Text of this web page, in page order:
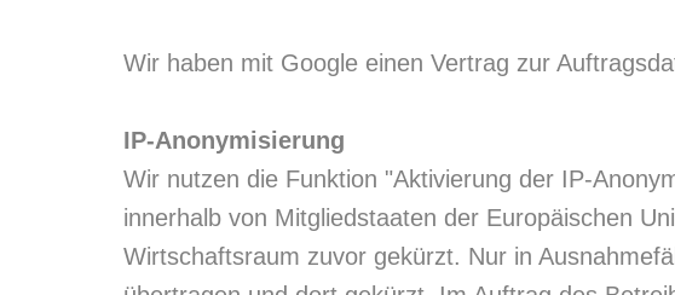
Wir haben mit Google einen Vertrag zur
IP-Anonymisierung
Wir nutzen die Funktion "Aktivierung der IP-
innerhalb von Mitgliedstaaten der Europäischen
Wirtschaftsraum zuvor gekürzt. Nur in